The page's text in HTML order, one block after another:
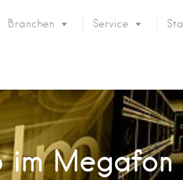
Branchen Service
im Megafon